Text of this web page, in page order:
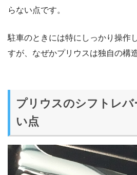
らない点です。
駐車のときには特にしっかり操作
すが、なぜかプリウスは独自の構
プリウスのシフトレバ
い点